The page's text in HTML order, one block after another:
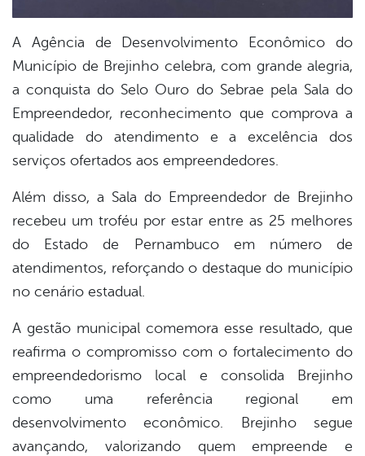
A Agência de Desenvolvimento Econômico do
Município de Brejinho celebra, com grande alegria,
a conquista do Selo Ouro do Sebrae pela Sala do
Empreendedor, reconhecimento que comprova a
qualidade do atendimento e a excelência dos
serviços ofertados aos empreendedores.
Além disso, a Sala do Empreendedor de Brejinho
recebeu um troféu por estar entre as 25 melhores
do Estado de Pernambuco em número de
atendimentos, reforçando o destaque do município
no cenário estadual.
A gestão municipal comemora esse resultado, que
reafirma o compromisso com o fortalecimento do
empreendedorismo local e consolida Brejinho
como uma referência regional em
desenvolvimento econômico. Brejinho segue
avançando, valorizando quem empreende e